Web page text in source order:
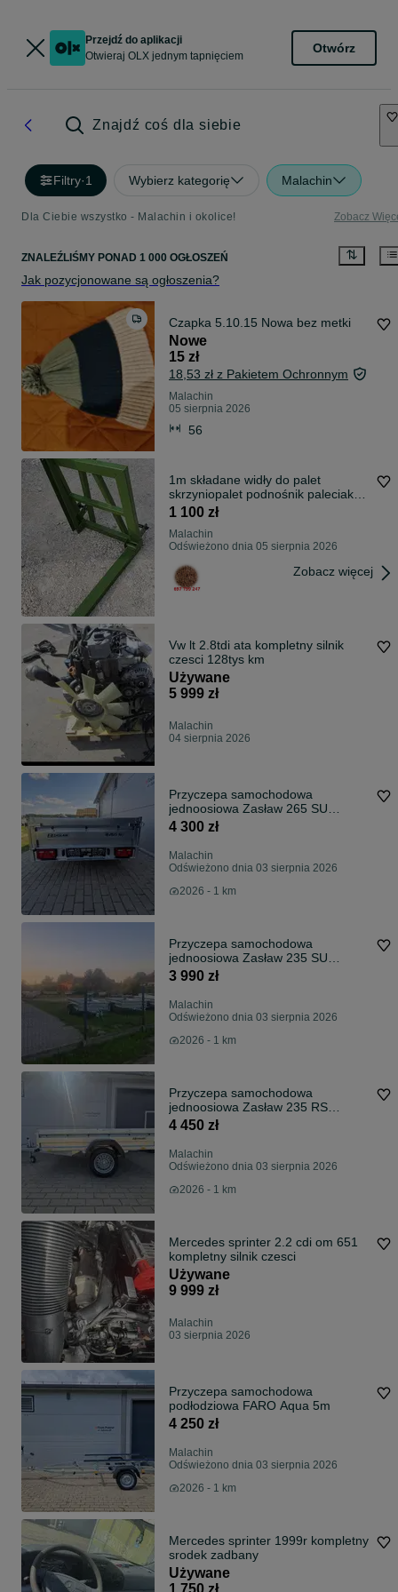
Przejdź do aplikacji
Otwieraj OLX jednym tapnięciem
Otwórz
Znajdź coś dla siebie
Filtry·1 Wybierz kategorię Malachin
Dla Ciebie wszystko - Malachin i okolice! Zobacz
ZNALEŹLIŚMY PONAD 1 000 OGŁOSZEŃ
Jak pozycjonowane są ogłoszenia?
Czapka 5.10.15 Nowa bez metki
Nowe
15 zł
18,53 zł z Pakietem Ochronnym
Malachin
05 sierpnia 2026
56
1m składane widły do palet
skrzyniopalet podnośnik paleciak
na tył
1 100 zł
Malachin
Odświeżono dnia 05 sierpnia 2026
Zobacz więcej
Vw lt 2.8tdi ata kompletny silnik
czesci 128tys km
Używane
5 999 zł
Malachin
04 sierpnia 2026
Przyczepa samochodowa
jednoosiowa Zasław 265 SU
uchylna
4 300 zł
Malachin
Odświeżono dnia 03 sierpnia 2026
2026 - 1 km
Przyczepa samochodowa
jednoosiowa Zasław 235 SU
uchylna
3 990 zł
Malachin
Odświeżono dnia 03 sierpnia 2026
2026 - 1 km
Przyczepa samochodowa
jednoosiowa Zasław 235 RS
uchylna na resorze
4 450 zł
Malachin
Odświeżono dnia 03 sierpnia 2026
2026 - 1 km
Mercedes sprinter 2.2 cdi om 651
kompletny silnik czesci
Używane
9 999 zł
Malachin
03 sierpnia 2026
Przyczepa samochodowa
podłodziowa FARO Aqua 5m
4 250 zł
Malachin
Odświeżono dnia 03 sierpnia 2026
2026 - 1 km
Mercedes sprinter 1999r kompletny
srodek zadbany
Używane